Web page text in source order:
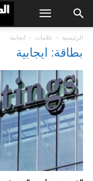
الرئيسية علامات ايجابية
بطاقة: ايجابية